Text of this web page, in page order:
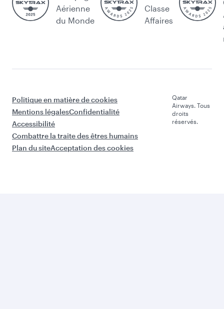
Aérienne
du Monde
Classe
Affaires
Politique en matière de cookies
Mentions légalesConfidentialité
Accessibilité
Combattre la traite des êtres humains
Plan du siteAcceptation des cookies
Qatar
Airways. Tous
droits
réservés.